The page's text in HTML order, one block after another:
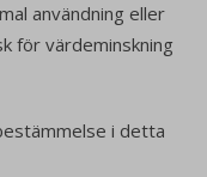
användning eller
för värdeminskning
i detta